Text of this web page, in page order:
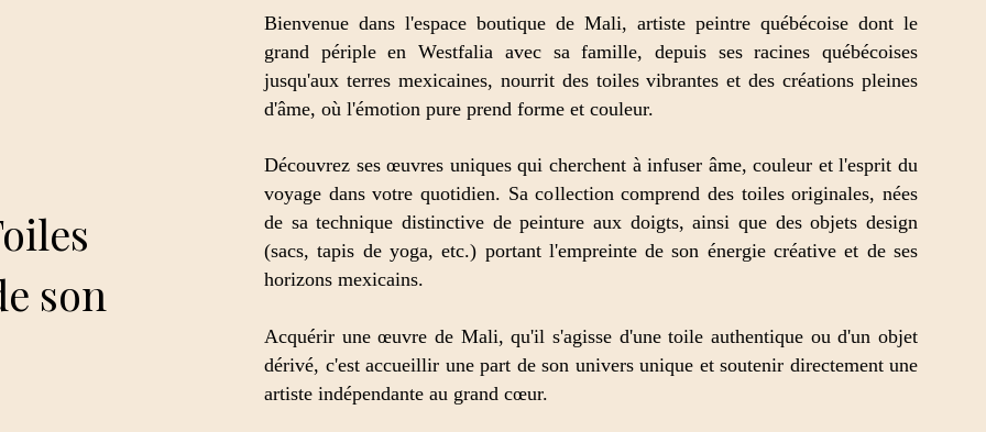
son
Bienvenue dans l'espace boutique de Mali, artiste peintre québécoise dont le
grand périple en Westfalia avec sa famille, depuis ses racines québécoises
jusqu'aux terres mexicaines, nourrit des toiles vibrantes et des créations pleines
d'âme, où l'émotion pure prend forme et couleur.
Découvrez ses œuvres uniques qui cherchent à infuser âme, couleur et l'esprit du
voyage dans votre quotidien. Sa collection comprend des toiles originales, nées
de sa technique distinctive de peinture aux doigts, ainsi que des objets design
(sacs, tapis de yoga, etc.) portant l'empreinte de son énergie créative et de ses
horizons mexicains.
Acquérir une œuvre de Mali, qu'il s'agisse d'une toile authentique ou d'un objet
dérivé, c'est accueillir une part de son univers unique et soutenir directement une
artiste indépendante au grand cœur.